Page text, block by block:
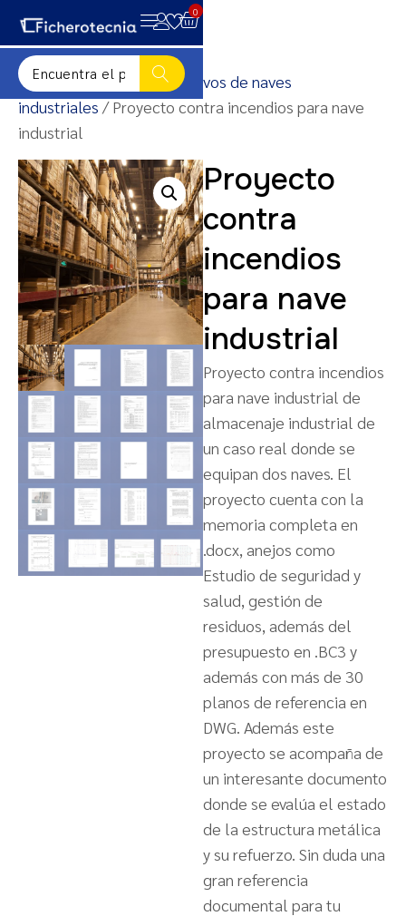
0
Inicio/Detalles constructivos de naves
industriales / Proyecto contra incendios para nave
industrial
Proyecto
contra
incendios
para nave
industrial
Proyecto contra incendios
para nave industrial de
almacenaje industrial de
un caso real donde se
equipan dos naves. El
proyecto cuenta con la
memoria completa en
.docx, anejos como
Estudio de seguridad y
salud, gestión de
residuos, además del
presupuesto en .BC3 y
además con más de 30
planos de referencia en
DWG. Además este
proyecto se acompaña de
un interesante documento
donde se evalúa el estado
de la estructura metálica
y su refuerzo. Sin duda una
gran referencia
documental para tu